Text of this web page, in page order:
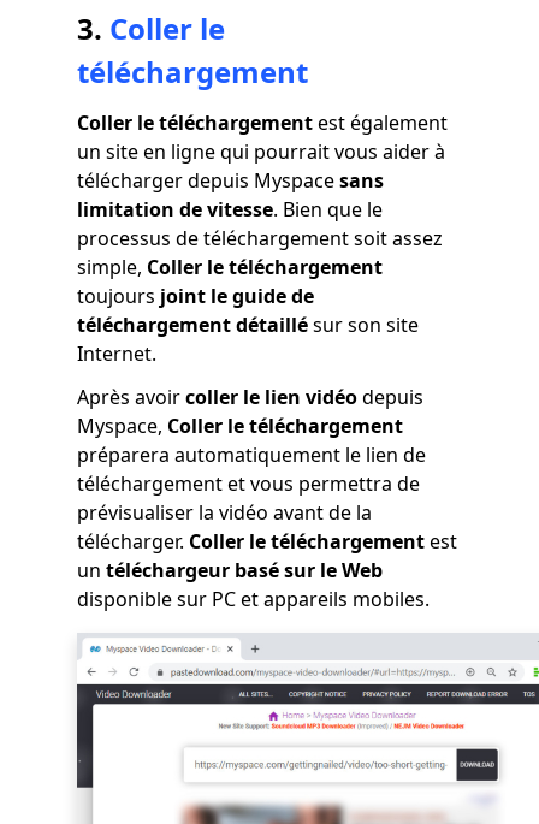
3. Coller le
téléchargement
Coller le téléchargementest également
un site en ligne qui pourrait vous aider à
télécharger depuis Myspacesans
limitation de vitesse. Bien que le
processus de téléchargement soit assez
simple, Coller le téléchargement
toujours joint le guide de
téléchargement détaillésur son site
Internet.
Après avoircoller le lien vidéodepuis
Myspace, Coller le téléchargement
préparera automatiquement le lien de
téléchargement et vous permettra de
prévisualiser la vidéo avant de la
télécharger. Coller le téléchargementest
un téléchargeur basé sur le Web
disponible sur PC et appareils mobiles.